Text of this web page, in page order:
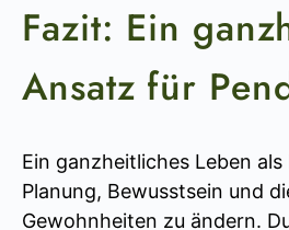
Fazit: Ein
Ansatz für
Ein ganzheitliches Leben
Planung, Bewusstsein und
Gewohnheiten zu ändern.